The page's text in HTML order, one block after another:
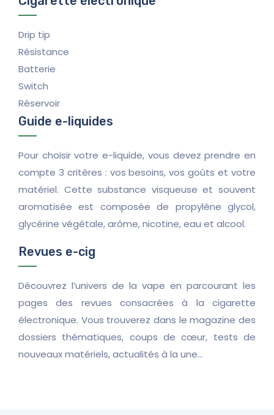
Drip tip
Résistance
Batterie
Switch
Réservoir
Guide e-liquides
Pour choisir votre e-liquide, vous devez prendre en
compte 3 critères : vos besoins, vos goûts et votre
matériel. Cette substance visqueuse et souvent
aromatisée est composée de propylène glycol,
glycérine végétale, arôme, nicotine, eau et alcool.
Revues e-cig
Découvrez l’univers de la vape en parcourant les
pages des revues consacrées à la cigarette
électronique. Vous trouverez dans le magazine des
dossiers thématiques, coups de cœur, tests de
nouveaux matériels, actualités à la une…